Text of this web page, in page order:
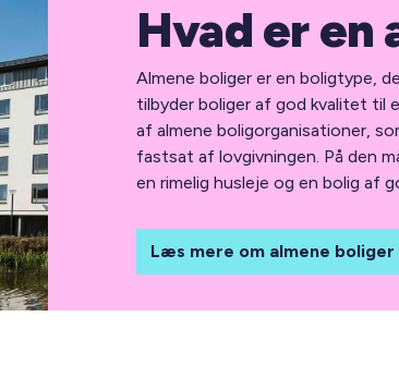
Hvad er en
Almene boliger er en boligtype,
tilbyder boliger af god kvalitet til
af almene boligorganisationer,
fastsat af lovgivningen. På den
en rimelig husleje og en bolig af
Læs mere om almene boliger